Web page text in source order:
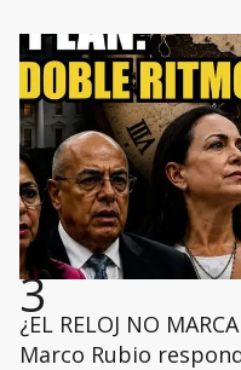
3
¿EL RELOJ NO
Marco Rubio